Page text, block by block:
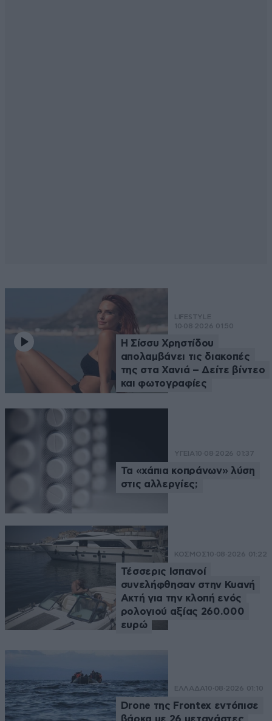
LIFESTYLE
10·08·2026 01:50
Η Σίσσυ Χρηστίδου
απολαμβάνει τις διακοπές
της στα Χανιά – Δείτε βίντεο
και φωτογραφίες
ΥΓΕΙΑ 10·08·2026 01:37
Τα «χάπια κοπράνων» λύση
στις αλλεργίες;
ΚΟΣΜΟΣ 10·08·2026 01:22
Τέσσερις Ισπανοί
συνελήφθησαν στην Κυανή
Ακτή για την κλοπή ενός
ρολογιού αξίας 260.000
ευρώ
ΕΛΛΑΔΑ 10·08·2026 01:10
Drone της Frontex εντόπισε
βάρκα με 26 μετανάστες